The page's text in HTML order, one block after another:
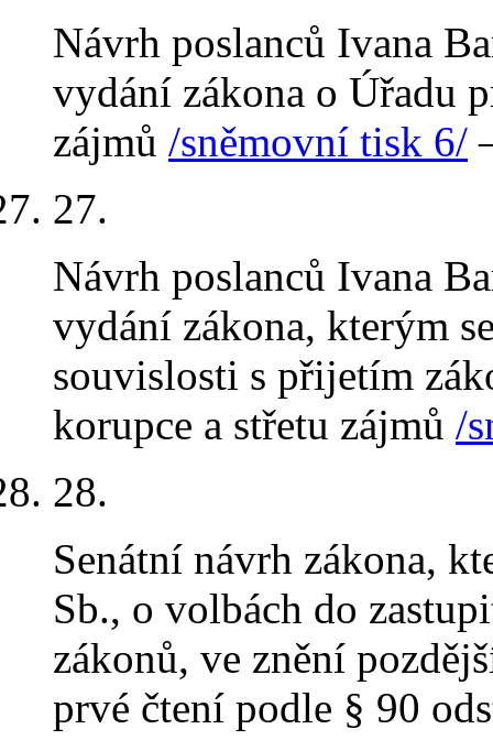
Návrh poslanců Ivana
vydání zákona o Úřadu
zájmů /sněmovní tisk 6/
27.
Návrh poslanců Ivana
vydání zákona, kterým
souvislosti s přijetím
korupce a střetu zájmů /
28.
Senátní návrh zákona,
Sb., o volbách do
zákonů, ve znění
prvé čtení podle § 90